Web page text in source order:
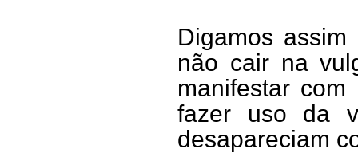
Digamos
não cair na
manifestar
fazer uso da
desapareciam